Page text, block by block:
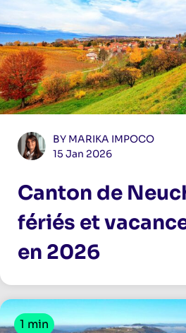
BY MARIKA IMPOCO
15 Jan 2026
Canton de
fériés et
en 2026
1 min